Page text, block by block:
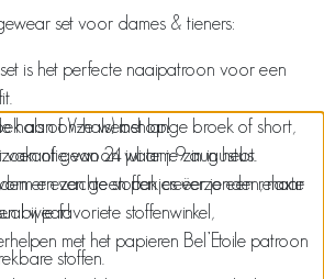
set voor dames & tieners:
is het perfecte naaipatroon voor een
hals of V-hals) met lange broek of short,
of gewoon waar je zin in hebt.
en zachte stoffen creëer je een relaxte
wear!
stoffen.
aan onze webshop!
van 24 juli tem 9 augustus.
er even geen pakjes verzonden, maar
bij je favoriete stoffenwinkel,
met het papieren Bel’Etoile patroon